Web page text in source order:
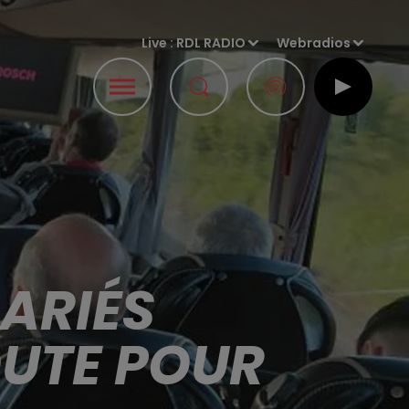
Live :RDL RADIO Webradios
POUR